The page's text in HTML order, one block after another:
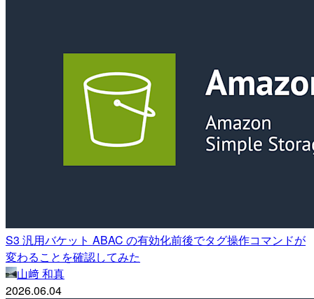
S3 汎用バケット ABAC の有効化前後でタグ操作コマンドが
変わることを確認してみた
山﨑 和真
2026.06.04